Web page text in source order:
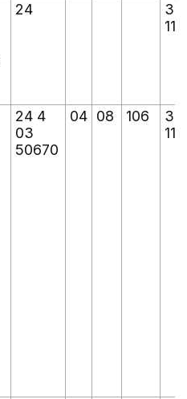
24
30
24 4
03
50670
04 08 106
30